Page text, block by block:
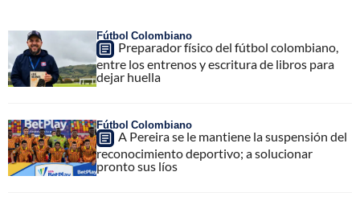
Fútbol Colombiano
Preparador físico del fútbol colombiano,
entre los entrenos y escritura de libros para
dejar huella
Fútbol Colombiano
A Pereira se le mantiene la suspensión del
reconocimiento deportivo; a solucionar
pronto sus líos